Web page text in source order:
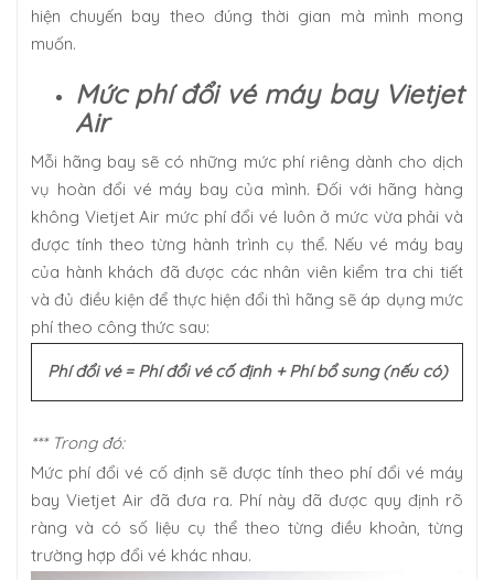
hiện chuyến bay theo đúng thời gian mà mình mong
muốn.
Mức phí đổi vé máy bay Vietjet
Air
Mỗi hãng bay sẽ có những mức phí riêng dành cho dịch
vụ hoàn đổi vé máy bay của mình. Đối với hãng hàng
không Vietjet Air mức phí đổi vé luôn ở mức vừa phải và
được tính theo từng hành trình cụ thể. Nếu vé máy bay
của hành khách đã được các nhân viên kiểm tra chi tiết
và đủ điều kiện để thực hiện đổi thì hãng sẽ áp dụng mức
phí theo công thức sau:
Phí đổi vé = Phí đổi vé cố định + Phí bổ sung (nếu có)
*** Trong đó:
Mức phí đổi vé cố định sẽ được tính theo phí đổi vé máy
bay Vietjet Air đã đưa ra. Phí này đã được quy định rõ
ràng và có số liệu cụ thể theo từng điều khoản, từng
trường hợp đổi vé khác nhau.